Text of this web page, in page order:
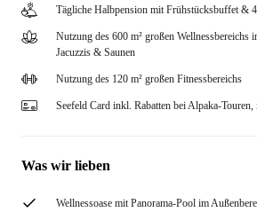
Tägliche Halbpension mit Frühstücksbuffet &
Nutzung des 600 m² großen
Jacuzzis & Saunen
Nutzung des 120 m² großen Fitnessbereichs
Seefeld Card inkl. Rabatten bei Alpaka-
Was wir lieben
Wellnessoase mit Panorama-Pool im